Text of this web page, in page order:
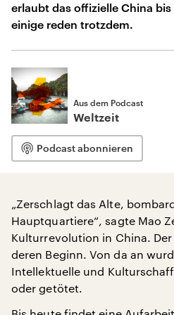
erlaubt das offizielle China
einige reden trotzdem.
Aus dem Podcast
Weltzeit
Podcast abonnieren
„Zerschlagt das Alte,
Hauptquartiere“, sagte Mao
Kulturrevolution in China. Der
deren Beginn. Von da an
Intellektuelle und
oder getötet.